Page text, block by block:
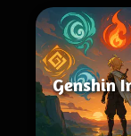
Genshin